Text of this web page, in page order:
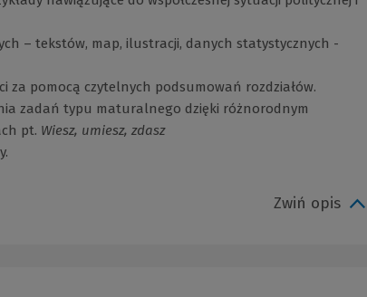
– tekstów, map, ilustracji, danych statystycznych -
pomocą czytelnych podsumowań rozdziałów.
zadań typu maturalnego dzięki różnorodnym
pt. Wiesz, umiesz, zdasz
Zwiń opis